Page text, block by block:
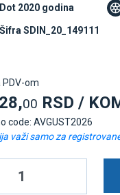
Dot 2020 godina
Šifra SDIN_20_149111
PDV-om
00 RSD /
code: AVGUST2026
važi samo za